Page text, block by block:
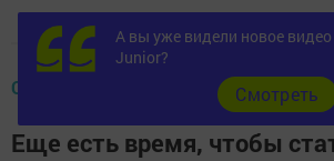
ОФИЦИАЛЬНО
Еще есть время, чтобы
А вы уже видели новое
Junior?
Cмотреть